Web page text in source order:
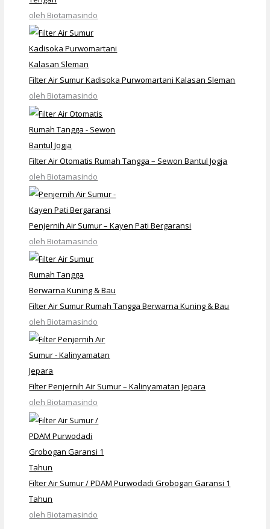
oleh Biotamasindo
Filter Air Sumur Kadisoka Purwomartani Kalasan Sleman
oleh Biotamasindo
Filter Air Otomatis Rumah Tangga – Sewon Bantul Jogja
oleh Biotamasindo
Penjernih Air Sumur – Kayen Pati Bergaransi
oleh Biotamasindo
Filter Air Sumur Rumah Tangga Berwarna Kuning & Bau
oleh Biotamasindo
Filter Penjernih Air Sumur – Kalinyamatan Jepara
oleh Biotamasindo
Filter Air Sumur / PDAM Purwodadi Grobogan Garansi 1
Tahun
oleh Biotamasindo